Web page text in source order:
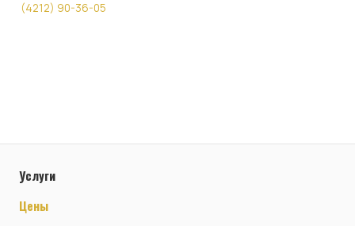
(4212) 90-36-05
Услуги
Цены